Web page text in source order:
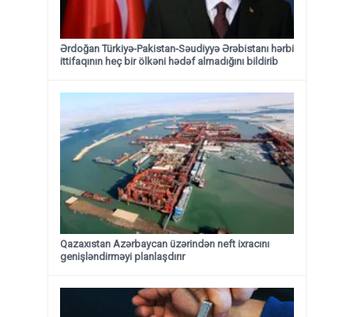
Ərdoğan Türkiyə-Pakistan-Səudiyyə Ərəbistanı hərbi
ittifaqının heç bir ölkəni hədəf almadığını bildirib
Qazaxıstan Azərbaycan üzərindən neft ixracını
genişləndirməyi planlaşdırır